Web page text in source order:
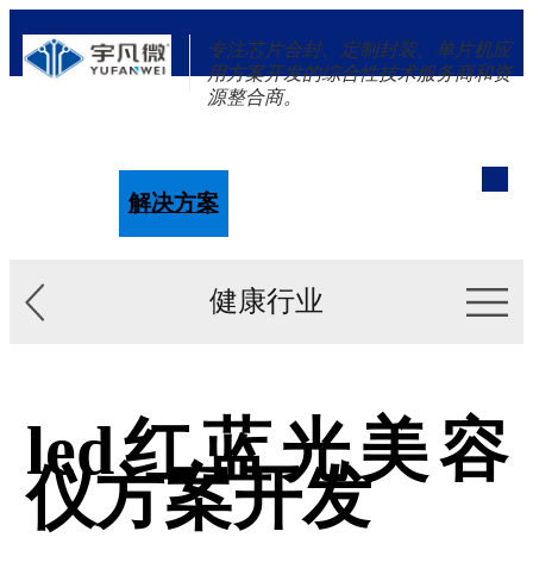
专注芯片合封、定制封装、单片机应
用方案开发的综合性技术服务商和资
源整合商。
解决方案
健康行业
led红蓝光美容
仪方案开发